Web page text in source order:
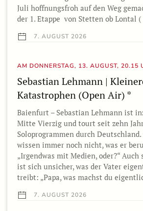
Juli hoffnungsfroh auf den Weg
der 1. Etappe von Stetten ob Lontal
7. AUGUST 2026
AM DONNERSTAG, 13. AUGUST, 20.15
Sebastian Lehmann |
Katastrophen (Open Air) *
Baienfurt – Sebastian Lehmann ist
Mitte Vierzig und tourt seit zehn
Soloprogrammen durch
wissen immer noch nicht, was er
„Irgendwas mit Medien, oder?“
ist sich unsicher, was der Vater
treibt: „Papa, was machst du
7. AUGUST 2026